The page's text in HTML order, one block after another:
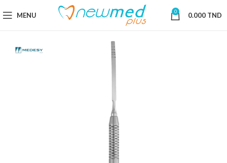
MENU 0 0.000 TND